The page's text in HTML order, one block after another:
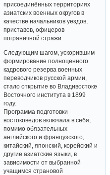
присоединённых территориях
азиатских военных округов в
качестве начальников уездов,
приставов, офицеров
пограничной стражи.
Следующим шагом, ускорившим
формирование полноценного
кадрового резерва военных
переводчиков русской армии,
стало открытие во Владивостоке
Восточного института в 1899
году.
Программа подготовки
востоковедов включала в себя,
помимо обязательных
английского и французского,
китайский, японский, корейский и
другие азиатские языки, в
зависимости от выбранной
учащимся страновой